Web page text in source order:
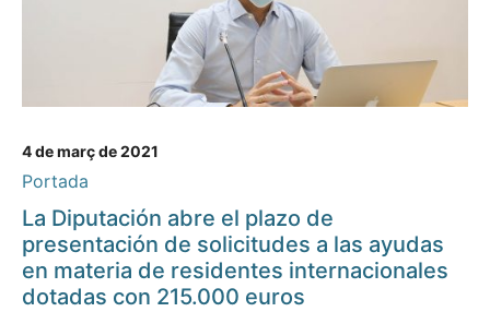
4 de març de 2021
Portada
La Diputación abre el plazo de
presentación de solicitudes a las ayudas
en materia de residentes internacionales
dotadas con 215.000 euros